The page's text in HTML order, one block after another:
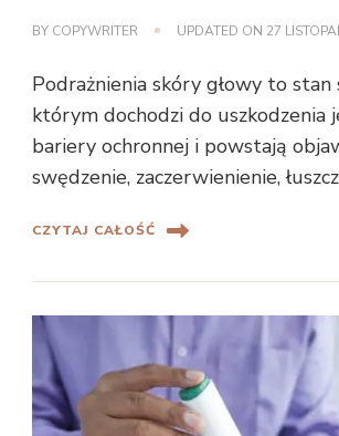
BY COPYWRITER UPDATED ON 27
Podrażnienia skóry głowy to stan
którym dochodzi do uszkodzenia
bariery ochronnej i powstają
swędzenie, zaczerwienienie,
CZYTAJ CAŁOŚĆ